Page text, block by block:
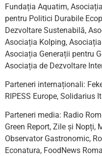
Fundația Aquatim,
pentru Politici Durabile
Dezvoltare Sustenabilă,
Asociația Kolping,
Asociația Generații pentru
Asociația de Dezvoltare
Parteneri internaționali:
RIPESS Europe, Solidarius
Parteneri media: Radio
Green Report, Zile și Nopți,
Observator Gastronomic,
Econatura, FoodNews